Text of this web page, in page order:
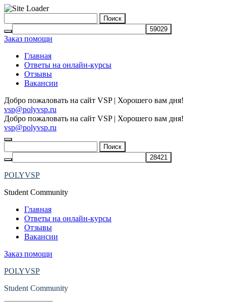
to
content
Заказ помощи
Главная
Ответы на онлайн-курсы
Отзывы
Вакансии
Добро пожаловать на сайт VSP | Хорошего вам дня!
vsp@polyvsp.ru
Добро пожаловать на сайт VSP | Хорошего вам дня!
vsp@polyvsp.ru
POLYVSP
Student Community
Главная
Ответы на онлайн-курсы
Отзывы
Вакансии
Заказ помощи
POLYVSP
Student Community